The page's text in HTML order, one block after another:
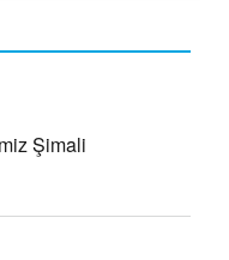
Şimali